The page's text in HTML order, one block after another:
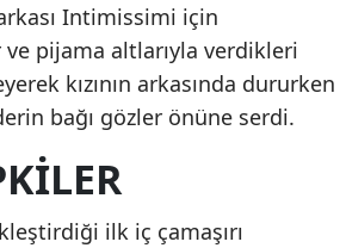
Intimissimi için
pijama altlarıyla verdikleri
kızının arkasında dururken
bağı gözler önüne serdi.
ilk iç çamaşırı